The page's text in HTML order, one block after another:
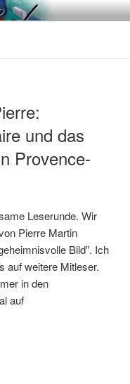
und das
Provence-
Leserunde. Wir
Pierre Martin
Bild”. Ich
auf weitere Mitleser.
in den
auf